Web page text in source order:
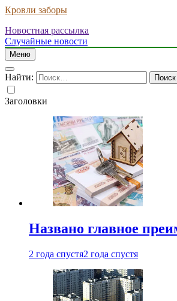
Кровли заборы
Новостная рассылка
Случайные новости
Меню
Найти:
Заголовки
Названо главное
2 года спустя2 года спустя